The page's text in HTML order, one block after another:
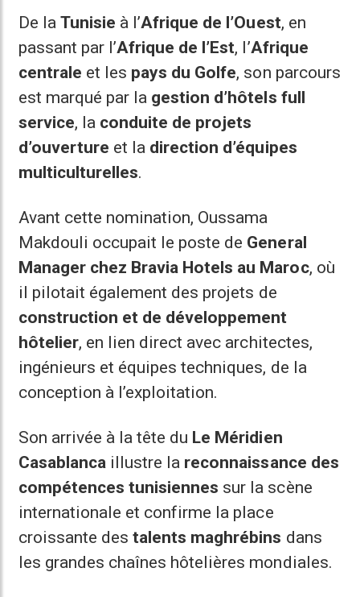
De laTunisie à l’Afrique de l’Ouest, en
passant par l’Afrique de l’Est, l’Afrique
centrale et les pays du Golfe, son parcours
est marqué par la gestion d’hôtels full
service, la conduite de projets
d’ouverture et la direction d’équipes
multiculturelles.
Avant cette nomination, Oussama
Makdouli occupait le poste de General
Manager chez Bravia Hotels au Maroc, où
il pilotait également des projets de
construction et de développement
hôtelier, en lien direct avec architectes,
ingénieurs et équipes techniques, de la
conception à l’exploitation.
Son arrivée à la tête du Le Méridien
Casablanca illustre la reconnaissance des
compétences tunisiennes sur la scène
internationale et confirme la place
croissante destalents maghrébins dans
les grandes chaînes hôtelières mondiales.